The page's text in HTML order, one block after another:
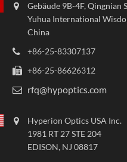
Gebäude 9B-4F, Qingnian
Yuhua International
China
+86-25-83307137
+86-25-86626312
rfq@hypoptics.com
Hyperion Optics USA Inc.
1981 RT 27 STE 204
EDISON, NJ 08817